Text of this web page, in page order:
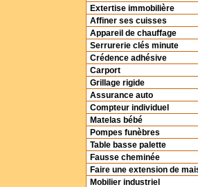
Extertise immobilière
Affiner ses cuisses
Appareil de chauffage
Serrurerie clés minute
Crédence adhésive
Carport
Grillage rigide
Assurance auto
Compteur individuel
Matelas bébé
Pompes funèbres
Table basse palette
Fausse cheminée
Faire une extension de
Mobilier industriel